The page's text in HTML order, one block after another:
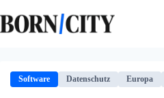
Inhalt
springen
Software Datenschutz Europa